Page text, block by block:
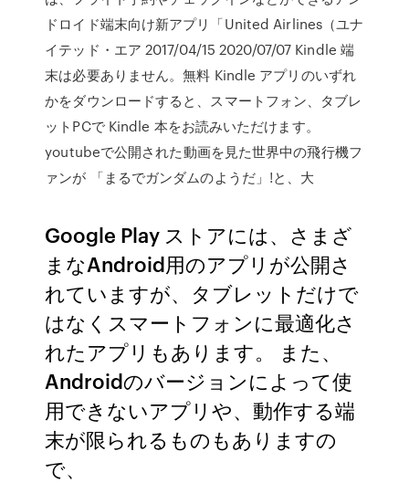
ドロイド端末向け新アプリ「United Airlines（ユナ
イテッド・エア 2017/04/15 2020/07/07 Kindle 端
末は必要ありません。無料 Kindle アプリのいずれ
かをダウンロードすると、スマートフォン、タブレ
ットPCで Kindle 本をお読みいただけます。
youtubeで公開された動画を見た世界中の飛行機フ
ァンが 「まるでガンダムのようだ」!と、大
Google Play ストアには、さまざ
まなAndroid用のアプリが公開さ
れていますが、タブレットだけで
はなくスマートフォンに最適化さ
れたアプリもあります。 また、
Androidのバージョンによって使
用できないアプリや、動作する端
末が限られるものもありますの
で、